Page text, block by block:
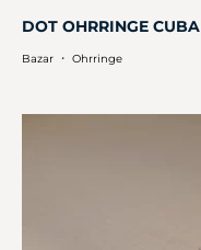
DOT OHRRINGE CUBA
Bazar ・ Ohrringe